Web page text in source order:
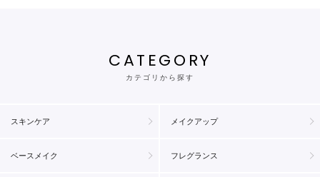
CATEGORY
カテゴリから探す
スキンケア メイクアップ
ベースメイク フレグランス